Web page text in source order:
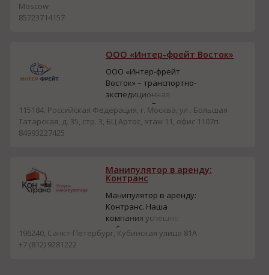
Moscow
85723714157
ООО «Интер-фрейт Восток»
ООО «Интер-фрейт
Восток» – транспортно-
экспедиционная
компания в России,
специализирующаяся на
международных
Московской области.
Основные направления –
доставка грузов из
Китая, стран Европы и
Юго-Восточной Азии с
по...
115184, Российская Федерация, г. Москва, ул . Большая
Татарская, д. 35, стр. 3, БЦ Артос, этаж 11, офис 1107п
84993227425
Манипулятор в аренду:
Контранс
Манипулятор в аренду:
Контранс. Наша
компания успешно
работает на рынке
более 22 лет, предлагая
196240, Санкт-Петербург, Кубинская улица 81А
+7 (812) 9281222